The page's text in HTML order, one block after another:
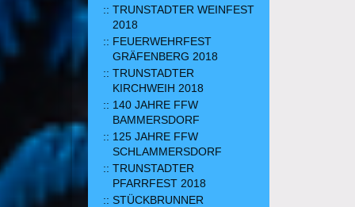
TRUNSTADTER WEINFEST
2018
FEUERWEHRFEST
GRÄFENBERG 2018
TRUNSTADTER
KIRCHWEIH 2018
140 JAHRE FFW
BAMMERSDORF
125 JAHRE FFW
SCHLAMMERSDORF
TRUNSTADTER
PFARRFEST 2018
STÜCKBRUNNER